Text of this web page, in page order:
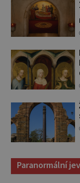
Paranormální